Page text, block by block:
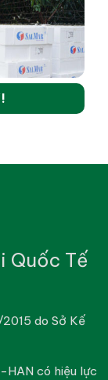
Quốc Tế
do Sở Kế
có hiệu lực